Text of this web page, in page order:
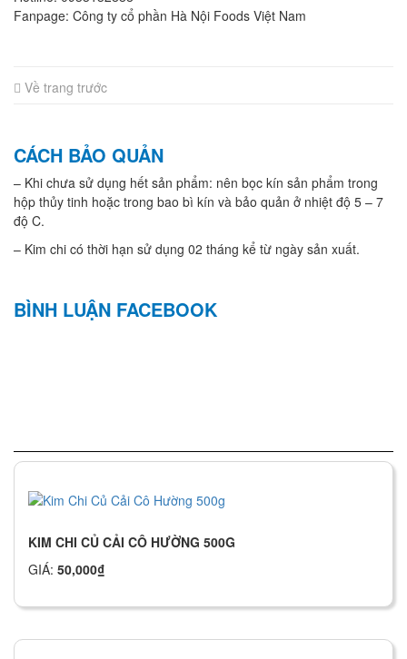
Fanpage: Công ty cổ phần Hà Nội Foods Việt Nam
Về trang trước
CÁCH BẢO QUẢN
– Khi chưa sử dụng hết sản phẩm: nên bọc kín sản phẩm trong
hộp thủy tinh hoặc trong bao bì kín và bảo quản ở nhiệt độ 5 – 7
độ C.
– Kim chi có thời hạn sử dụng 02 tháng kể từ ngày sản xuất.
BÌNH LUẬN FACEBOOK
KIM CHI CỦ CẢI CÔ HƯỜNG 500G
GIÁ: 50,000₫